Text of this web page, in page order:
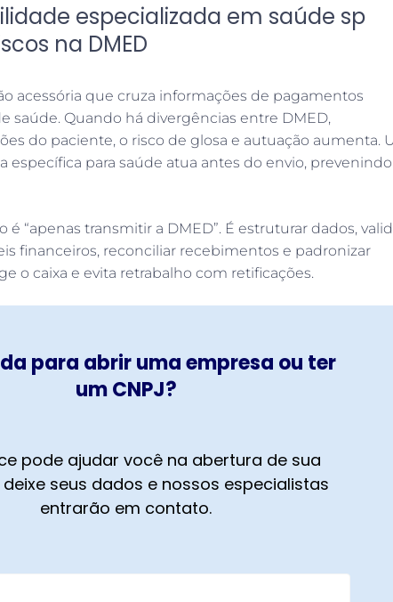
especializada em saúde sp
na DMED
acessória que cruza informações de pagamentos
saúde. Quando há divergências entre DMED,
do paciente, o risco de glosa e autuação aumenta.
específica para saúde atua antes do envio, prevenindo
é “apenas transmitir a DMED”. É estruturar dados,
financeiros, reconciliar recebimentos e padronizar
o caixa e evita retrabalho com retificações.
para abrir uma empresa ou ter
um CNPJ?
pode ajudar você na abertura de sua
seus dados e nossos especialistas
entrarão em contato.